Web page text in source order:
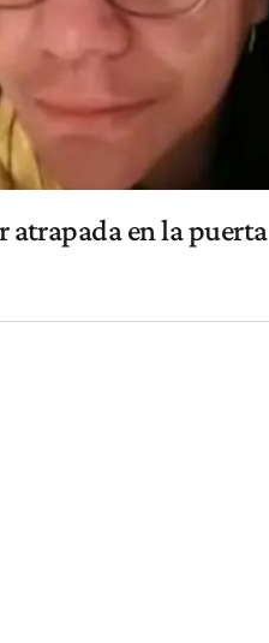
atrapada en la puerta